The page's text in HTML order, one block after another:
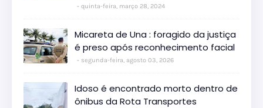
quinta-feira, março 28, 2024
Micareta de Una : foragido da justiça
é preso após reconhecimento facial
segunda-feira, agosto 03, 2026
Idoso é encontrado morto dentro de
ônibus da Rota Transportes